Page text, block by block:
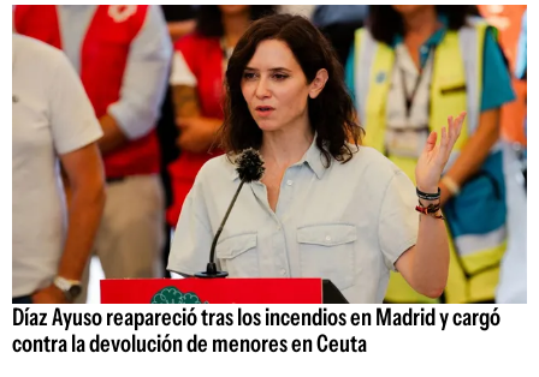
Díaz Ayuso reapareció tras los incendios en Madrid y cargó
contra la devolución de menores en Ceuta